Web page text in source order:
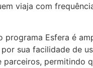
viaja com
programa Esfera é
sua facilidade de
parceiros, permitindo